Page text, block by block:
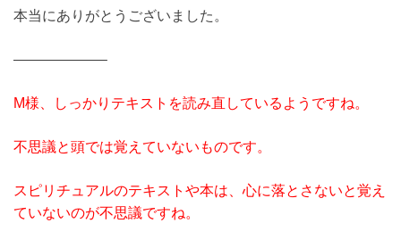
本当にありがとうございました。
——————–
M様、しっかりテキストを読み直しているようですね。
不思議と頭では覚えていないものです。
スピリチュアルのテキストや本は、心に落とさないと覚え
ていないのが不思議ですね。